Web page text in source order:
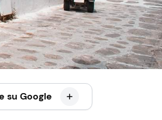
su Google